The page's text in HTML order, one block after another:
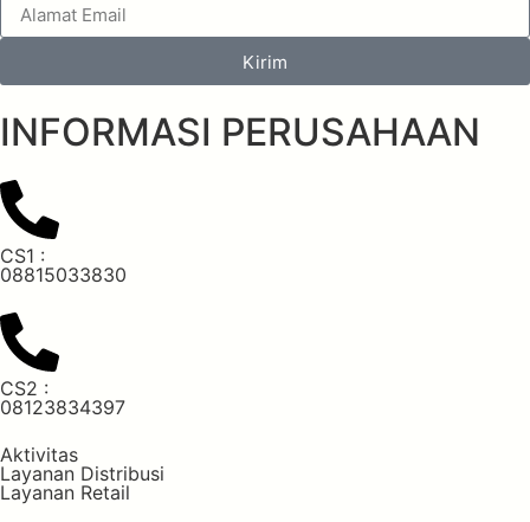
Kirim
INFORMASI PERUSAHAAN
CS1 :
08815033830
CS2 :
08123834397
Aktivitas
Layanan Distribusi
Layanan Retail